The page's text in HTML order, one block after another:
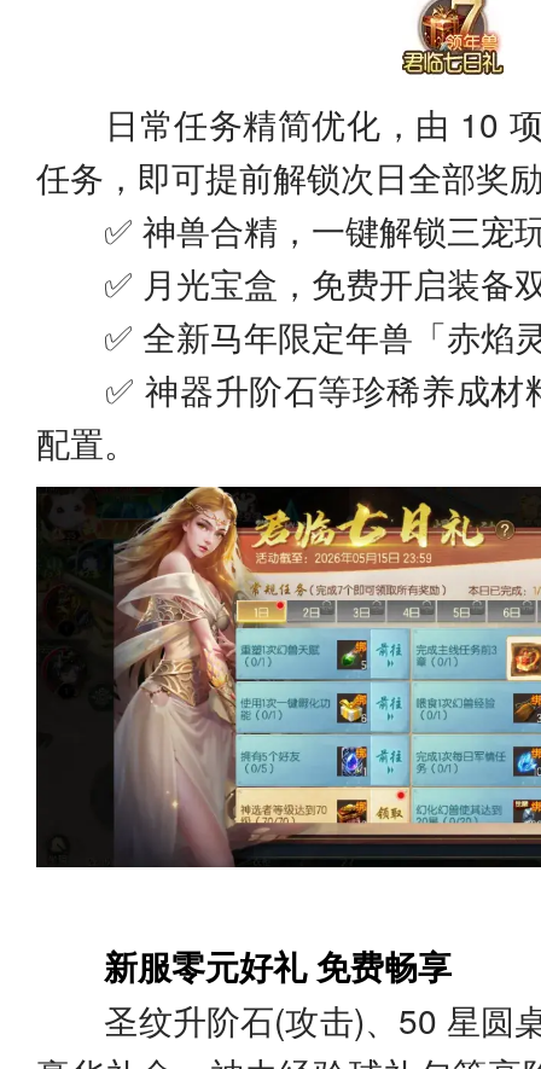
日常任务精简优化，由 10
任务，即可提前解锁次日全部奖
✅ 神兽合精，一键解锁三宠
✅ 月光宝盒，免费开启装备
✅ 全新马年限定年兽「赤焰
✅ 神器升阶石等珍稀养成材
配置。
新服零元好礼 免费畅享
圣纹升阶石(攻击)、50 星圆